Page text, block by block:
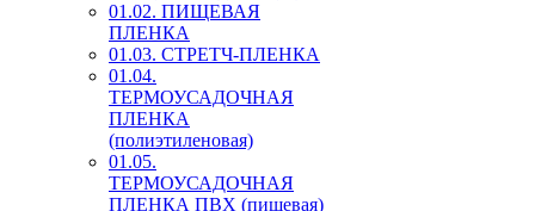
01.02. ПИЩЕВАЯ
ПЛЕНКА
01.03. СТРЕТЧ-ПЛЕНКА
01.04.
ТЕРМОУСАДОЧНАЯ
ПЛЕНКА
(полиэтиленовая)
01.05.
ТЕРМОУСАДОЧНАЯ
ПЛЕНКА ПВХ (пищевая)